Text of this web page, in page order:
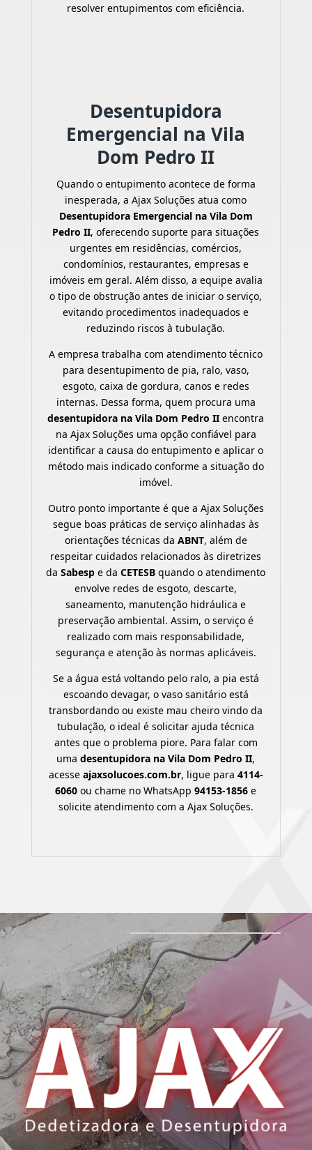
resolver entupimentos com eficiência.
Desentupidora
Emergencial na Vila
Dom Pedro II
Quando o entupimento acontece de forma
inesperada, a Ajax Soluções atua como
Desentupidora Emergencial na Vila Dom
Pedro II, oferecendo suporte para situações
urgentes em residências, comércios,
condomínios, restaurantes, empresas e
imóveis em geral. Além disso, a equipe avalia
o tipo de obstrução antes de iniciar o serviço,
evitando procedimentos inadequados e
reduzindo riscos à tubulação.
A empresa trabalha com atendimento técnico
para desentupimento de pia, ralo, vaso,
esgoto, caixa de gordura, canos e redes
internas. Dessa forma, quem procura uma
desentupidora na Vila Dom Pedro II encontra
na Ajax Soluções uma opção confiável para
identificar a causa do entupimento e aplicar o
método mais indicado conforme a situação do
imóvel.
Outro ponto importante é que a Ajax Soluções
segue boas práticas de serviço alinhadas às
orientações técnicas da ABNT, além de
respeitar cuidados relacionados às diretrizes
daSabesp e daCETESB quando o atendimento
envolve redes de esgoto, descarte,
saneamento, manutenção hidráulica e
preservação ambiental. Assim, o serviço é
realizado com mais responsabilidade,
segurança e atenção às normas aplicáveis.
Se a água está voltando pelo ralo, a pia está
escoando devagar, o vaso sanitário está
transbordando ou existe mau cheiro vindo da
tubulação, o ideal é solicitar ajuda técnica
antes que o problema piore. Para falar com
umadesentupidora na Vila Dom Pedro II,
acesse ajaxsolucoes.com.br, ligue para 4114-
6060 ou chame no WhatsApp94153-1856 e
solicite atendimento com a Ajax Soluções.